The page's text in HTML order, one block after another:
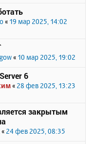
« 19 мар 2025, 14:02
« 10 мар 2025, 19:02
6
« 28 фев 2025, 13:23
закрытым
« 24 фев 2025, 08:35